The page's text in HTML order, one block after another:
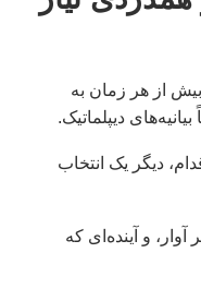
بیش از هر زمان به
دیپلماتیک.
دیگر یک انتخاب
و آینده‌ای که